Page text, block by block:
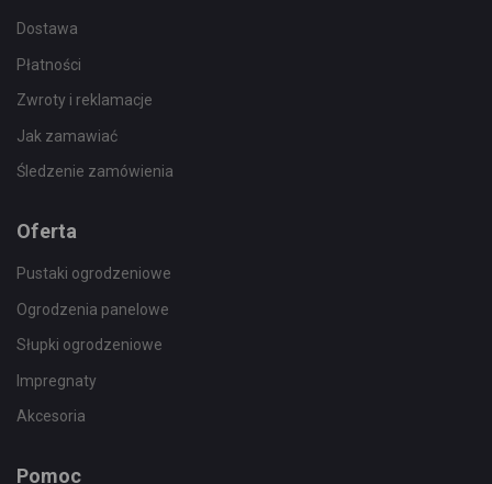
Dostawa
Płatności
Zwroty i reklamacje
Jak zamawiać
Śledzenie zamówienia
Oferta
Pustaki ogrodzeniowe
Ogrodzenia panelowe
Słupki ogrodzeniowe
Impregnaty
Akcesoria
Pomoc